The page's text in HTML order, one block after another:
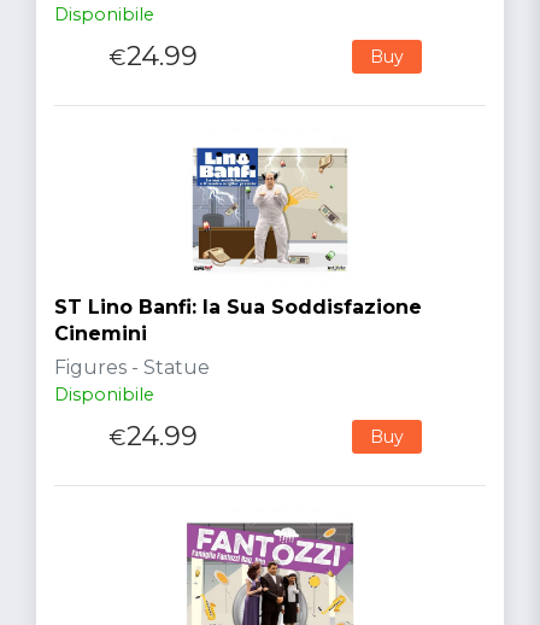
Disponibile
€24.99 Buy
ST Lino Banfi: la Sua Soddisfazione
Cinemini
Figures - Statue
Disponibile
€24.99 Buy